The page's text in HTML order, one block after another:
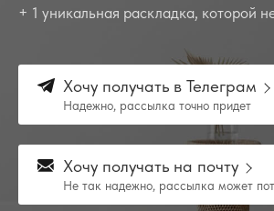
+ 1 уникальная раскладка, которой
Хочу получать в Телеграм
Надежно, рассылка точно придет
Хочу получать на почту
Не так надежно, рассылка может